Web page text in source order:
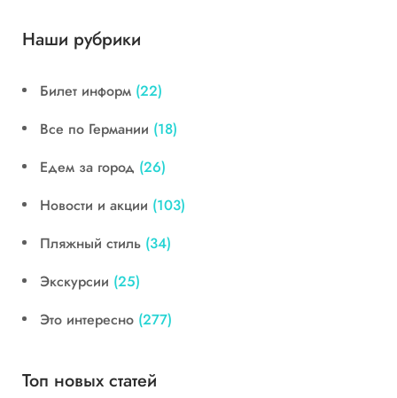
Наши рубрики
Билет информ (22)
Все по Германии (18)
Едем за город (26)
Новости и акции (103)
Пляжный стиль (34)
Экскурсии (25)
Это интересно (277)
Топ новых статей